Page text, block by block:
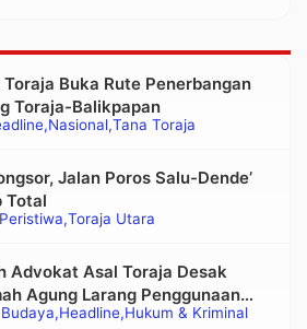
Nasional Tana Toraja
Toraja Buka Rute Penerbangan
Toraja-Balikpapan
Peristiwa Toraja Utara
Jalan Poros Salu-Dende’
Total
Headline Hukum & Kriminal
Advokat Asal Toraja Desak
Agung Larang Penggunaan
pada Eksekusi Rumah Adat